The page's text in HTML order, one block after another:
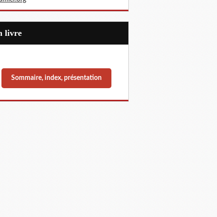
livre
Sommaire, index, présentation